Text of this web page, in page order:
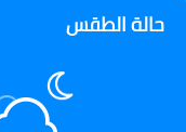
حالة الطقس